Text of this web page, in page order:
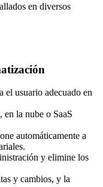
en diversos
el usuario adecuado en
en la nube o SaaS
automáticamente a
y elimine los
y cambios, y la